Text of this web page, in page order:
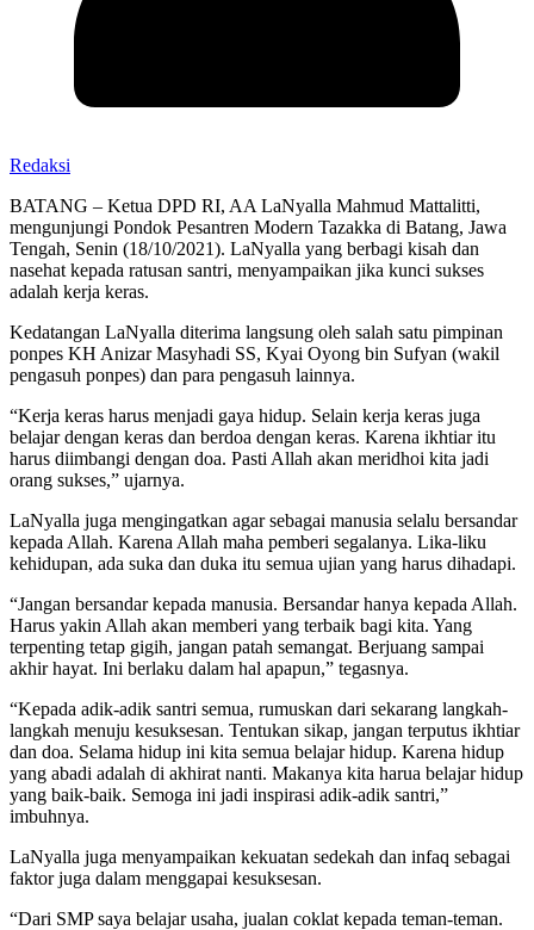
Redaksi
BATANG – Ketua DPD RI, AA LaNyalla Mahmud Mattalitti,
mengunjungi Pondok Pesantren Modern Tazakka di Batang, Jawa
Tengah, Senin (18/10/2021). LaNyalla yang berbagi kisah dan
nasehat kepada ratusan santri, menyampaikan jika kunci sukses
adalah kerja keras.
Kedatangan LaNyalla diterima langsung oleh salah satu pimpinan
ponpes KH Anizar Masyhadi SS, Kyai Oyong bin Sufyan (wakil
pengasuh ponpes) dan para pengasuh lainnya.
“Kerja keras harus menjadi gaya hidup. Selain kerja keras juga
belajar dengan keras dan berdoa dengan keras. Karena ikhtiar itu
harus diimbangi dengan doa. Pasti Allah akan meridhoi kita jadi
orang sukses,” ujarnya.
LaNyalla juga mengingatkan agar sebagai manusia selalu bersandar
kepada Allah. Karena Allah maha pemberi segalanya. Lika-liku
kehidupan, ada suka dan duka itu semua ujian yang harus dihadapi.
“Jangan bersandar kepada manusia. Bersandar hanya kepada Allah.
Harus yakin Allah akan memberi yang terbaik bagi kita. Yang
terpenting tetap gigih, jangan patah semangat. Berjuang sampai
akhir hayat. Ini berlaku dalam hal apapun,” tegasnya.
“Kepada adik-adik santri semua, rumuskan dari sekarang langkah-
langkah menuju kesuksesan. Tentukan sikap, jangan terputus ikhtiar
dan doa. Selama hidup ini kita semua belajar hidup. Karena hidup
yang abadi adalah di akhirat nanti. Makanya kita harua belajar hidup
yang baik-baik. Semoga ini jadi inspirasi adik-adik santri,”
imbuhnya.
LaNyalla juga menyampaikan kekuatan sedekah dan infaq sebagai
faktor juga dalam menggapai kesuksesan.
“Dari SMP saya belajar usaha, jualan coklat kepada teman-teman.